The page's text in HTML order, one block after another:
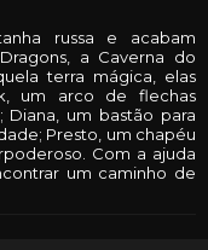
russa e acabam
a Caverna do
terra mágica, elas
um arco de flechas
Diana, um bastão para
Presto, um chapéu
Com a ajuda
um caminho de